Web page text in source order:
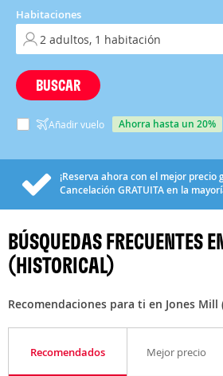
Habitaciones
BUSCAR
Añadir vuelo ahorra hasta un 20%
¡Reserva ahora con el mejor precio
Cancelación GRATUITAen la
BÚSQUEDAS FRECUENTES
(HISTORICAL)
Recomendaciones para ti en Jones
Recomendados Mejor precio